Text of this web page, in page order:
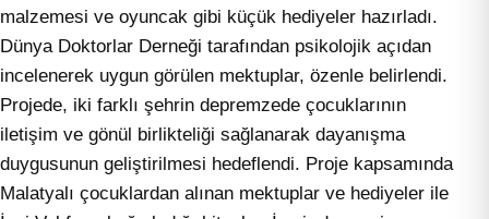
malzemesi ve oyuncak gibi küçük hediyeler hazırladı.
Dünya Doktorlar Derneği tarafından psikolojik açıdan
incelenerek uygun görülen mektuplar, özenle belirlendi.
Projede, iki farklı şehrin depremzede çocuklarının
iletişim ve gönül birlikteliği sağlanarak dayanışma
duygusunun geliştirilmesi hedeflendi. Proje kapsamında
Malatyalı çocuklardan alınan mektuplar ve hediyeler ile